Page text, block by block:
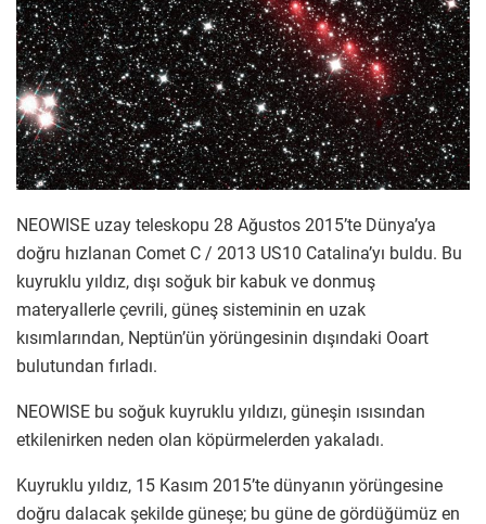
NEOWISE uzay teleskopu 28 Ağustos 2015’te Dünya’ya
doğru hızlanan Comet C / 2013 US10 Catalina’yı buldu. Bu
kuyruklu yıldız, dışı soğuk bir kabuk ve donmuş
materyallerle çevrili, güneş sisteminin en uzak
kısımlarından, Neptün’ün yörüngesinin dışındaki Ooart
bulutundan fırladı.
NEOWISE bu soğuk kuyruklu yıldızı, güneşin ısısından
etkilenirken neden olan köpürmelerden yakaladı.
Kuyruklu yıldız, 15 Kasım 2015’te dünyanın yörüngesine
doğru dalacak şekilde güneşe; bu güne de gördüğümüz en